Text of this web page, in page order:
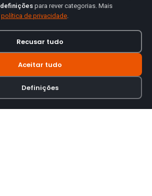
definições para rever categorias. Mais
política de privacidade.
Recusar tudo
Aceitar tudo
Definições